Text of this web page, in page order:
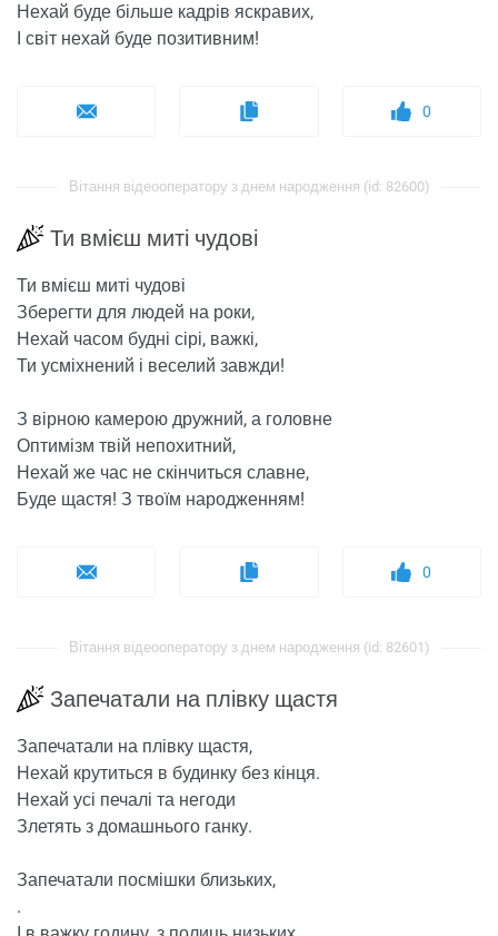
Нехай буде більше кадрів яскравих,
І світ нехай буде позитивним!
0
Вітання відеооператору з днем ​​народження (id: 82600)
Ти вмієш миті чудові
Ти вмієш миті чудові
Зберегти для людей на роки,
Нехай часом будні сірі, важкі,
Ти усміхнений і веселий завжди!
З вірною камерою дружний, а головне
Оптимізм твій непохитний,
Нехай же час не скінчиться славне,
Буде щастя! З твоїм народженням!
0
Вітання відеооператору з днем ​​народження (id: 82601)
Запечатали на плівку щастя
Запечатали на плівку щастя,
Нехай крутиться в будинку без кінця.
Нехай усі печалі та негоди
Злетять з домашнього ганку.
Запечатали посмішки близьких,
.